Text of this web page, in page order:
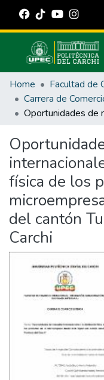
Communities &
All of DSpace
Statistics
Estadísticas Externas
Manuales
Home
Carrera de
física de los
del cantón
Carchi